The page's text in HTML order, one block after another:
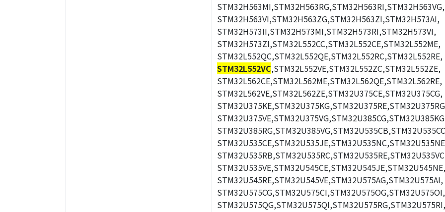
STM32H563MI,STM32H563RG,STM32H563RI,STM32H563VG,
STM32H563VI,STM32H563ZG,STM32H563ZI,STM32H573AI,
STM32H573II,STM32H573MI,STM32H573RI,STM32H573VI,
STM32H573ZI,STM32L552CC,STM32L552CE,STM32L552ME,
STM32L552QC,STM32L552QE,STM32L552RC,STM32L552RE,
STM32L552VC,STM32L552VE,STM32L552ZC,STM32L552ZE,
STM32L562CE,STM32L562ME,STM32L562QE,STM32L562RE,
STM32L562VE,STM32L562ZE,STM32U375CE,STM32U375CG,
STM32U535VE,STM32U545CE,STM32U545JE,STM32U545NE,
STM32U545RE,STM32U545VE,STM32U575AG,STM32U575AI,
STM32U575CG,STM32U575CI,STM32U575OG,STM32U575OI,
STM32U575QG,STM32U575QI,STM32U575RG,STM32U575RI,